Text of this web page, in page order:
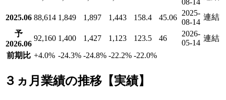
08-14
2025.06 88,614 1,849 1,897 1,443 158.4 45.06
2025-
08-14
連結
予
2026.06
92,160 1,400 1,427 1,123 123.5 46
2026-
05-14
連結
前期比 +4.0% -24.3% -24.8% -22.2% -22.0%
３ヵ月業績の推移【実績】